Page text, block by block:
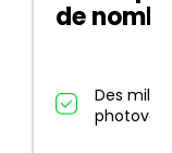
de
Des